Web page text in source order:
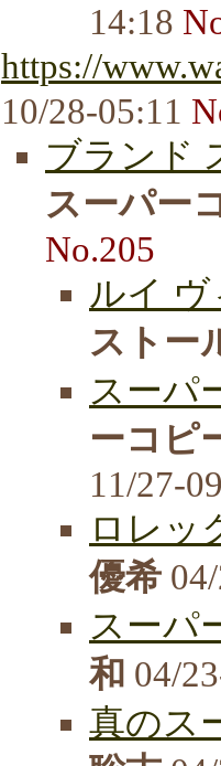
14:18
https://
10/28-05:11
ブランド
スーパー
No.205
ルイ ヴ
ストー
スーパ
ーコピ
11/27-
ロレッ
優希
スーパ
和 04/
真のス